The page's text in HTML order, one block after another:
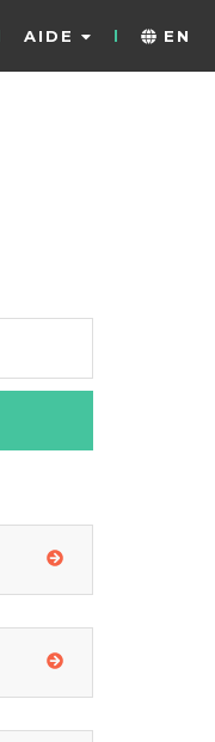
AIDE EN